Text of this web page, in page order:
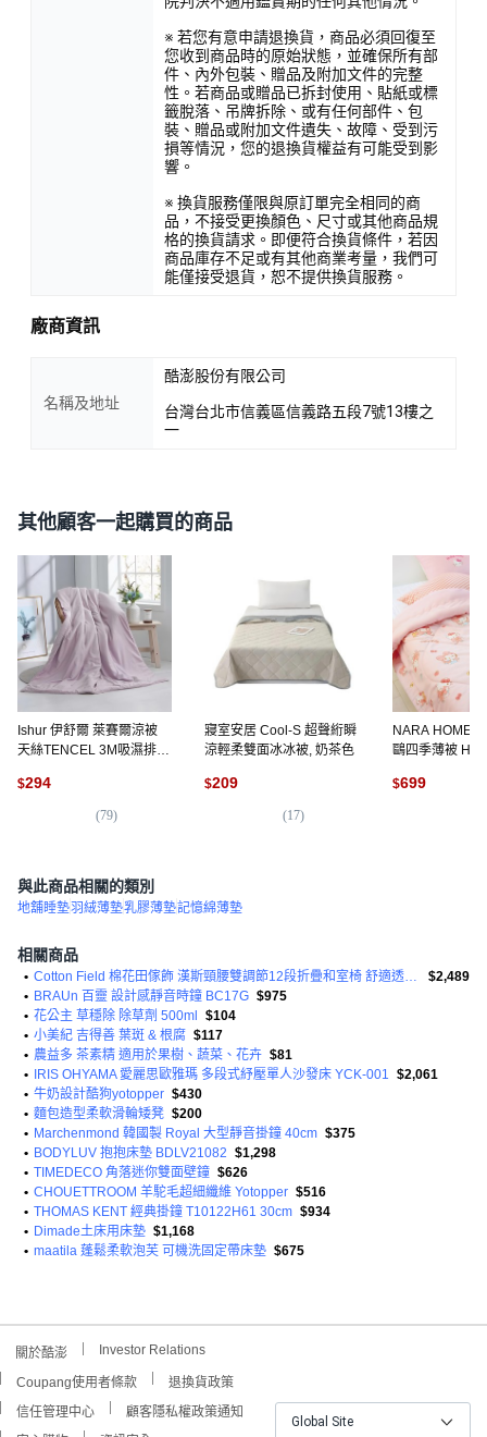
※ 若您有意申請退換貨，商品必須回復至
您收到商品時的原始狀態，並確保所有部
件、內外包裝、贈品及附加文件的完整
性。若商品或贈品已拆封使用、貼紙或標
籤脫落、吊牌拆除、或有任何部件、包
裝、贈品或附加文件遺失、故障、受到污
損等情況，您的退換貨權益有可能受到影
響。
※ 換貨服務僅限與原訂單完全相同的商
品，不接受更換顏色、尺寸或其他商品規
格的換貨請求。即便符合換貨條件，若因
商品庫存不足或有其他商業考量，我們可
能僅接受退貨，恕不提供換貨服務。
廠商資訊
名稱及地址
酷澎股份有限公司
台灣台北市信義區信義路五段7號13樓之
一
其他顧客一起購買的商品
Ishur 伊舒爾 萊賽爾涼被
天絲TENCEL 3M吸濕排汗
$294
(79)
寢室安居 Cool-S 超聲絎瞬
涼輕柔雙面冰冰被, 奶茶色
$209
(17)
NARA HOME
鷗四季薄被
Hello Kitty 新絲
$699
與此商品相關的類別
地舖睡墊羽絨薄墊乳膠薄墊記憶綿薄墊
相關商品
• Cotton Field 棉花田傢飾 漢斯頸腰雙調節12段折疊和室椅 舒適透氣 收納
$2,489
• BRAUn 百靈 設計感靜音時鐘 BC17G $975
• 花公主 草穩除 除草劑 500ml
$104
• 小美紀 吉得善 葉斑 & 根腐 $117
• 農益多 茶素精 適用於果樹、蔬菜、花卉 $81
•
IRIS OHYAMA 愛麗思歐雅瑪 多段式紓壓單人沙發床 YCK-001 $2,061
• 牛奶設計酷狗yotopper $430
• 麵包造型柔軟滑輪矮凳 $200
• Marchenmond 韓國製 Royal 大型靜音掛鐘 40cm $375
• BODYLUV 抱抱床墊 BDLV21082 $1,298
• TIMEDECO 角落迷你雙面壁鐘 $626
• CHOUETTROOM 羊駝毛超細纖維 Yotopper $516
• THOMAS KENT 經典掛鐘 T10122H61 30cm $934
• Dimade土床用床墊 $1,168
• maatila 蓬鬆柔軟泡芙 可機洗固定帶床墊 $675
關於酷澎 Investor Relations
Coupang使用者條款
退換貨政策
信任管理中心
顧客隱私權政策通知
Global Site